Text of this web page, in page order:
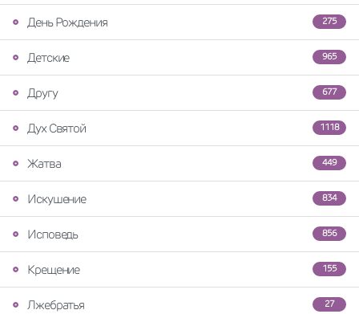
275
День Рождения
965
Детские
677
Другу
1118
Дух Святой
449
Жатва
834
Искушение
856
Исповедь
155
Крещение
27
Лжебратья